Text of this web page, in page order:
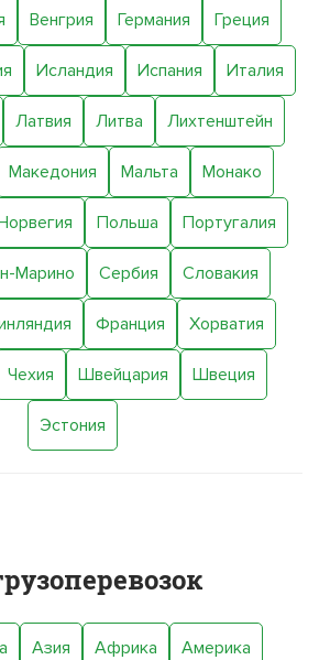
Венгрия Германия Греция
Исландия Испания Италия
Латвия Литва Лихтенштейн
Македония Мальта Монако
Польша Португалия
Марино Сербия Словакия
Франция Хорватия
Чехия Швейцария Швеция
Эстония
Азия Африка Америка